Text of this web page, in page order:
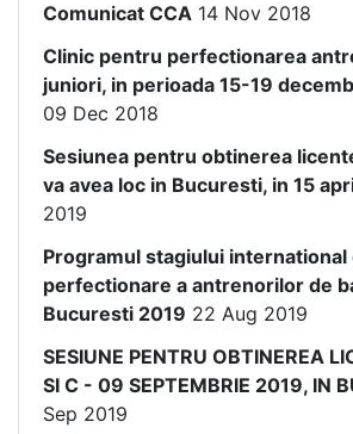
Comunicat CCA 14 Nov 2018
Clinic pentru perfectionarea
juniori, in perioada 15-19
09 Dec 2018
Sesiunea pentru obtinerea
va avea loc in Bucuresti, in 15
2019
Programul stagiului international
perfectionare a antrenorilor de
Bucuresti 2019 22 Aug 2019
SESIUNE PENTRU OBTINEREA
SI C - 09 SEPTEMBRIE 2019, IN
Sep 2019